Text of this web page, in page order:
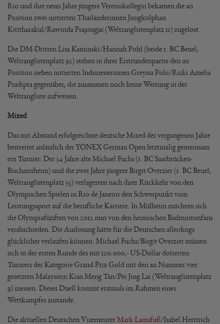
Rio und ihre neun Jahre jüngere Vereinskollegin bekamen die an
Position zwei notierten Thailänderinnen Jongkolphan
Kititharakul/Rawinda Prajongjai (Weltranglistenplatz 11) zugelost.
Die DM-Dritten Lisa Kaminski/Hannah Pohl (beide 1. BC Beuel;
Weltranglistenplatz 92) stehen in ihrer Erstrundenpartie den an
Position sieben notierten Indonesierinnen Greysia Polii/Rizki Amelia
Pradipta gegenüber, die zusammen noch keine Wertung in der
Weltrangliste aufweisen.
Mixed
Das mit Abstand erfolgreichste deutsche Mixed der vergangenen Jahre
bestreitet anlässlich der YONEX German Open letztmalig gemeinsam
ein Turnier: Der 34 Jahre alte Michael Fuchs (1. BC Saarbrücken-
Bischmisheim) und die zwei Jahre jüngere Birgit Overzier (1. BC Beuel;
Weltranglistenplatz 35) verlagerten nach ihrer Rückkehr von den
Olympischen Spielen in Rio de Janeiro den Schwerpunkt vom
Leistungssport auf die berufliche Karriere. In Mülheim möchten sich
die Olympiafünften von 2012 nun von den heimischen Badmintonfans
verabschieden. Die Auslosung hätte für die Deutschen allerdings
glücklicher verlaufen können: Michael Fuchs/Birgit Overzier müssen
sich in der ersten Runde des mit 120.000,- US-Dollar dotierten
Turniers der Kategorie Grand Prix Gold mit den an Nummer vier
gesetzten Malaysiern Kian Meng Tan/Pei Jing Lai (Weltranglistenplatz
9) messen. Dieses Duell kommt erstmals im Rahmen eines
Wettkampfes zustande.
Die aktuellen Deutschen VizemeisterMark Lamsfuß/Isabel Herttrich